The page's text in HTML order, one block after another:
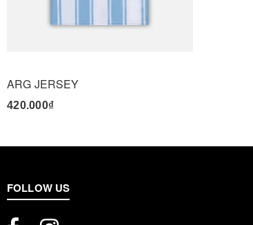
ARG JERSEY
420.000₫
FOLLOW US